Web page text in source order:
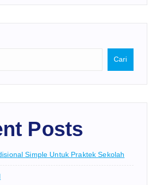
Cari
Posts
Simple Untuk Praktek Sekolah